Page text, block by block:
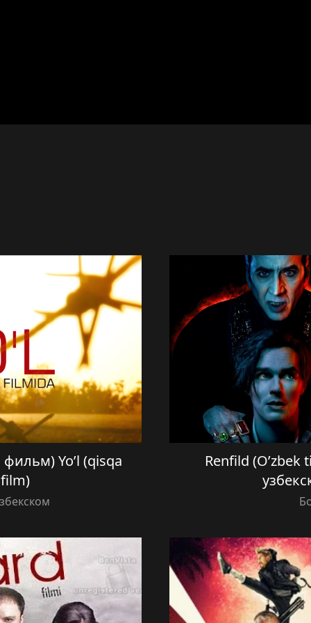
Yo’l (qisqa
Renfild